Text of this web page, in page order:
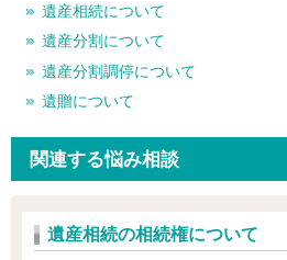
遺産相続について
遺産分割について
遺産分割調停について
遺贈について
関連する悩み相談
遺産相続の相続権について